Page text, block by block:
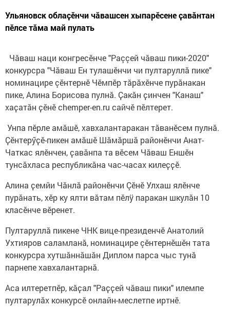
Ульяновск облаҫӗнчи чӑвашсен хыпарӗсене ҫавӑнтан
пӗлсе тӑма май пулать
Чăваш наци конгресĕнче "Раççей чăваш пики-2020"
конкурсра "Чăваш Ен тулашĕнчи чи пултаруллă пике"
номинацире çĕнтернĕ Чĕмпĕр тăрăхĕнче пурăнакан
пике, Алина Борисова пулнӑ. Ҫакӑн ҫинчен "Канаш"
хаҫатӑн ҫӗнӗ chemper-en.ru сайчӗ пӗлтерет.
Унпа пĕрле амăшĕ, хавхалантаракан тăванĕсем пулнӑ.
Ҫӗнтерӳҫӗ-пикен амӑшӗ Шӑмӑршӑ районӗнчи Анат-
Чаткас ялӗнчен, ҫавӑнпа та вӗсем Чӑваш Еншӗн
тунсӑхласа республикӑна час-часах килеҫҫӗ.
Алина ҫемйи Чăнлă районĕнчи Çĕнĕ Улхаш ялĕнче
пурăнать, хӗр ку ялти вăтам пĕлÿ паракан шкулăн 10
класĕнче вĕренет.
Пултаруллă пикене ЧНК вице-президенчĕ Анатолий
Ухтияров саламланӑ, номинацире çĕнтернĕшĕн тата
конкурсра хутшăннăшăн Диплом парса чыс тунӑ
парнепе хавхалантарнӑ.
Аса илтеретпӗр, кӑҫал "Раҫҫей чӑваш пики" илемпе
пултарулӑх конкурсӗ онлайн-меслетпе иртнӗ.